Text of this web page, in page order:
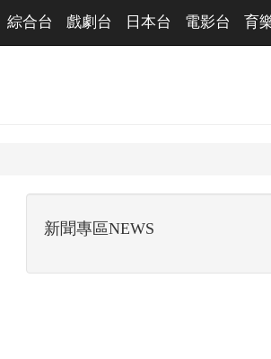
綜合台 戲劇台 日本台 電影台 育
新聞專區NEWS